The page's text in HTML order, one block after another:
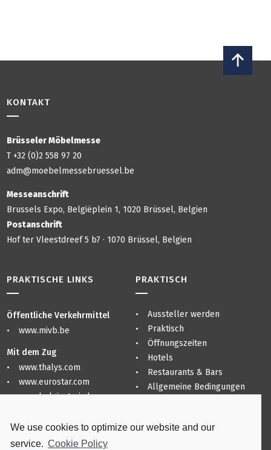
KONTAKT
Brüsseler Möbelmesse
T +32 (0)2 558 97 20
adm@moebelmessebruessel.be
Messeanschrift
Brussels Expo, Belgiëplein 1, 1020 Brüssel, Belgien
Postanschrift
Hof ter Vleestdreef 5 b7 · 1070 Brüssel, Belgien
PRAKTISCHE LINKS
Öffentliche Verkehrmittel
www.mivb.be
Mit dem Zug
www.thalys.com
www.eurostar.com
www.belgiantrain.be
www.brusselsairport.be
www.charleroi-airport.com
PRAKTISCH
Aussteller werden
Praktisch
Öffnungszeiten
Hotels
Restaurants & Bars
Allgemeine Bedingungen
Praktisch
We use cookies to optimize our website and our
service. Cookie Policy